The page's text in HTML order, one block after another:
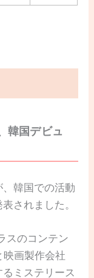
韓国デビュ
韓国での活動
されました。
スのコンテン
画製作会社
るミステリース